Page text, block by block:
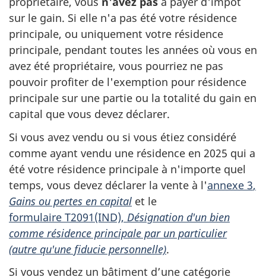
sur le gain. Si elle n'a pas été votre résidence
principale, ou uniquement votre résidence
principale, pendant toutes les années où vous en
avez été propriétaire, vous pourriez ne pas
pouvoir profiter de l'exemption pour résidence
principale sur une partie ou la totalité du gain en
capital que vous devez déclarer.
Si vous avez vendu ou si vous étiez considéré
comme ayant vendu une résidence en 2025 qui a
été votre résidence principale à n'importe quel
temps, vous devez déclarer la vente à l'annexe 3,
Gains ou pertes en capital et le
formulaire T2091(IND), Désignation d'un bien
comme résidence principale par un particulier
(autre qu'une fiducie personnelle).
Si vous vendez un bâtiment d’une catégorie